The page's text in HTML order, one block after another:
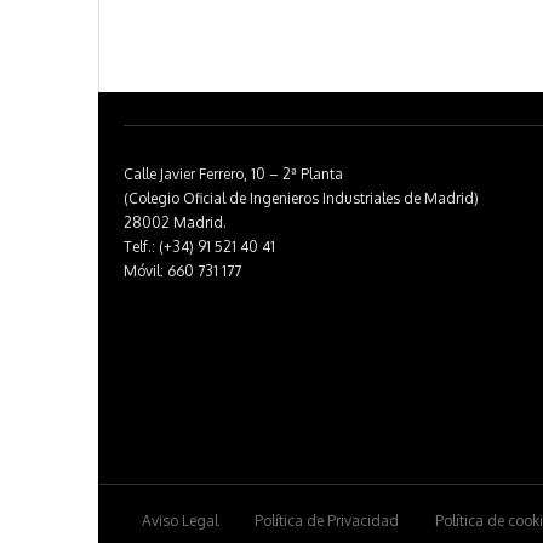
Calle Javier Ferrero, 10 – 2ª Planta
(Colegio Oficial de Ingenieros Industriales de Madrid)
28002 Madrid.
Telf.: (+34) 91 521 40 41
Móvil: 660 731 177
Aviso Legal Política de Privacidad Política de